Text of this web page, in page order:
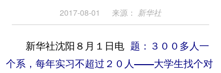
2017-08-01 来源： 新华社
新华社沈阳８月１日电 题：３００多人一
个系，每年实习不超过２０人——大学生找个对